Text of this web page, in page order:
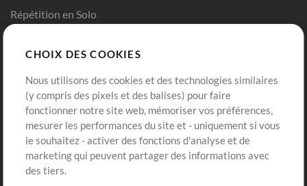
Répétition en Solo
Modèles ProPresenter
Sons
Boutique
Acheter des crédits
Contenu gratuit
Demander les pistes
Compte
Connexion
S'inscrire
CHOIX DES COOKIES
Nous utilisons des cookies et des technologies similaires
(y compris des pixels et des balises) pour faire
fonctionner notre site web, mémoriser vos préférences,
mesurer les performances du site et - uniquement si vous
le souhaitez - activer des fonctions d'analyse et de
marketing qui peuvent partager des informations avec
des tiers.